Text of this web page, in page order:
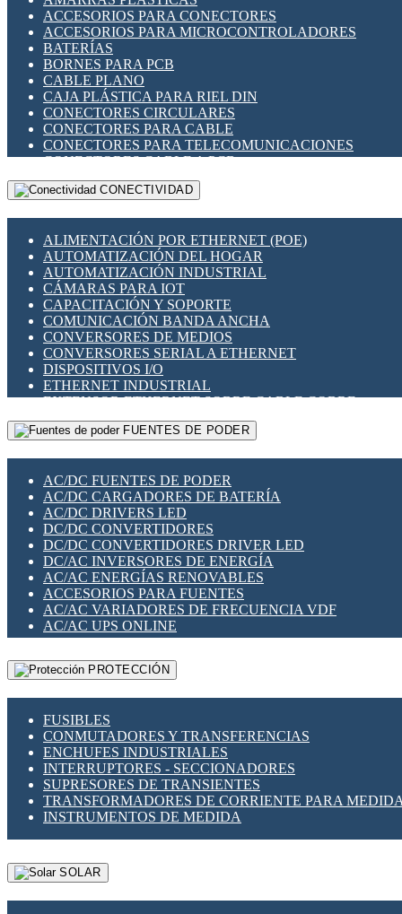
INDICADORES PARA PANEL
INTERFACES DE RELÉ
INTERRUPTORES FIN DE CARRERA
LLAVES CONMUTADORAS
MEDIDORES DE ENERGÍA Y TC'S DE CORRIENTE
MOTORES PASO A PASO
PANTALLAS HMI
PLC -CONTROLADORES LÓGICO PROGRAMABLES
PROGRAMADORES DE HORARIO
RELÉS DE PROTECCIÓN
SENSORES CAPACITIVOS
SENSORES INDUCTIVOS
TEMPORIZADORES
VARIACS
VARIADORES DE FRECUENCIA [VDF]
SECCIONADORES - INTERRUPTORES
MAQUINARIA
ACCESORIOS PARA CONECTORES
ACCESORIOS PARA MICROCONTROLADORES
BATERÍAS
BORNES PARA PCB
CABLE PLANO
CAJA PLÁSTICA PARA RIEL DIN
CONECTORES CIRCULARES
CONECTORES PARA CABLE
CONECTORES PARA TELECOMUNICACIONES
CONECTORES CABLE A PCB
CONECTORES PCB A CABLE
DIP SWITCHES
HERRAMIENTAS VARIAS
ILUMINACIÓN LED
INTERRUPTORES REED
INTERFACES DE RELÉ
OTROS RELÉS
PROTECCIÓN TÉRMICA
RELÉS AUTOMOTRICES
RELÉS DE SEÑAL
RELÉS DE ESTADO SÓLIDO SSR
RELÉS INDUSTRIALES
RELÉS MINIATURA DE POTENCIA
SENSORES MAGNÉTICOS
SWITCH Y MICROSWITCH
TARJETAS PI
UNIÓN Y DERIVACIÓN DE CABLE
CONECTIVIDAD
ALIMENTACIÓN POR ETHERNET (POE)
AUTOMATIZACIÓN DEL HOGAR
AUTOMATIZACIÓN INDUSTRIAL
CÁMARAS PARA IOT
CAPACITACIÓN Y SOPORTE
COMUNICACIÓN BANDA ANCHA
CONVERSORES DE MEDIOS
CONVERSORES SERIAL A ETHERNET
DISPOSITIVOS I/O
ETHERNET INDUSTRIAL
EXTENSOR ETHERNET SOBRE CABLE COBRE
GATEWAY LORAWAN
GESTIÓN DE REDES
PLACAS MODULARES IOT
SWITCHES Y REDES WIFI
SOLUCIONES IOT
SOLUCIONES LORAWAN
SOLUCIONES RED CELULAR
SEGURIDAD PARA REDES
SWITCHES LAN
TELEFONÍA IP (VOIP)
VIGILANCIA IP (CCTV)
MESHTASTIC
FUENTES DE PODER
AC/DC FUENTES DE PODER
AC/DC CARGADORES DE BATERÍA
AC/DC DRIVERS LED
DC/DC CONVERTIDORES
DC/DC CONVERTIDORES DRIVER LED
DC/AC INVERSORES DE ENERGÍA
AC/AC ENERGÍAS RENOVABLES
ACCESORIOS PARA FUENTES
AC/AC VARIADORES DE FRECUENCIA VDF
AC/AC UPS ONLINE
PROTECCIÓN
FUSIBLES
CONMUTADORES Y TRANSFERENCIAS
ENCHUFES INDUSTRIALES
INTERRUPTORES - SECCIONADORES
SUPRESORES DE TRANSIENTES
TRANSFORMADORES DE CORRIENTE PARA
INSTRUMENTOS DE MEDIDA
SOLAR